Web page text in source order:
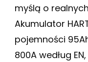
myślą o
Akumulator
pojemności
800A według